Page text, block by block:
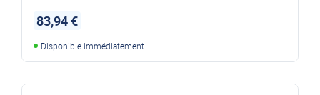
83,94 €
Disponible immédiatement